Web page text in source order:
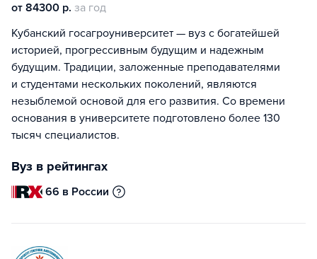
от 84300 р. за год
Кубанский госагроуниверситет — вуз с богатейшей
историей, прогрессивным будущим и надежным
будущим. Традиции, заложенные преподавателями
и студентами нескольких поколений, являются
незыблемой основой для его развития. Со времени
основания в университете подготовлено более 130
тысяч специалистов.
Вуз в рейтингах
66 в России